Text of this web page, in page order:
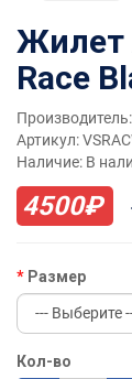
Жилет
Race
Производитель:
Артикул:
Наличие: В
4500₽
Размер
Кол-во